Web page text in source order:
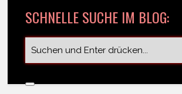
SCHNELLE SUCHE IM BLOG: